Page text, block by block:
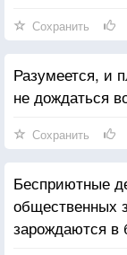
Сохранить
Разумеется, и
не дождаться
Сохранить
Бесприютные
общественных
зарождаются в